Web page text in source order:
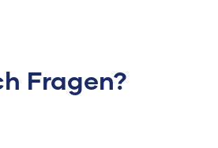
Fragen?